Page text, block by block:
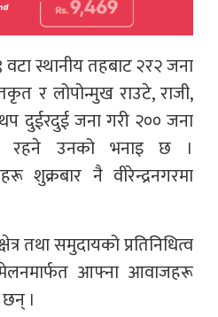
स्थानीय तहबाट २र२ जना
र लोपोन्मुख राउटे, राजी,
दुईरदुई जना गरी २०० जना
रहने उनको भनाइ छ ।
शुक्रबार नै वीरेन्द्रनगरमा
तथा समुदायको प्रतिनिधित्व
आफ्ना आवाजहरू
।